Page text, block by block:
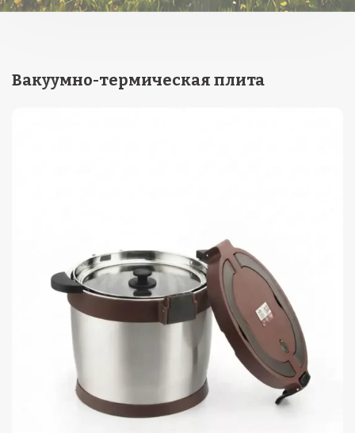
Вакуумно-термическая плита